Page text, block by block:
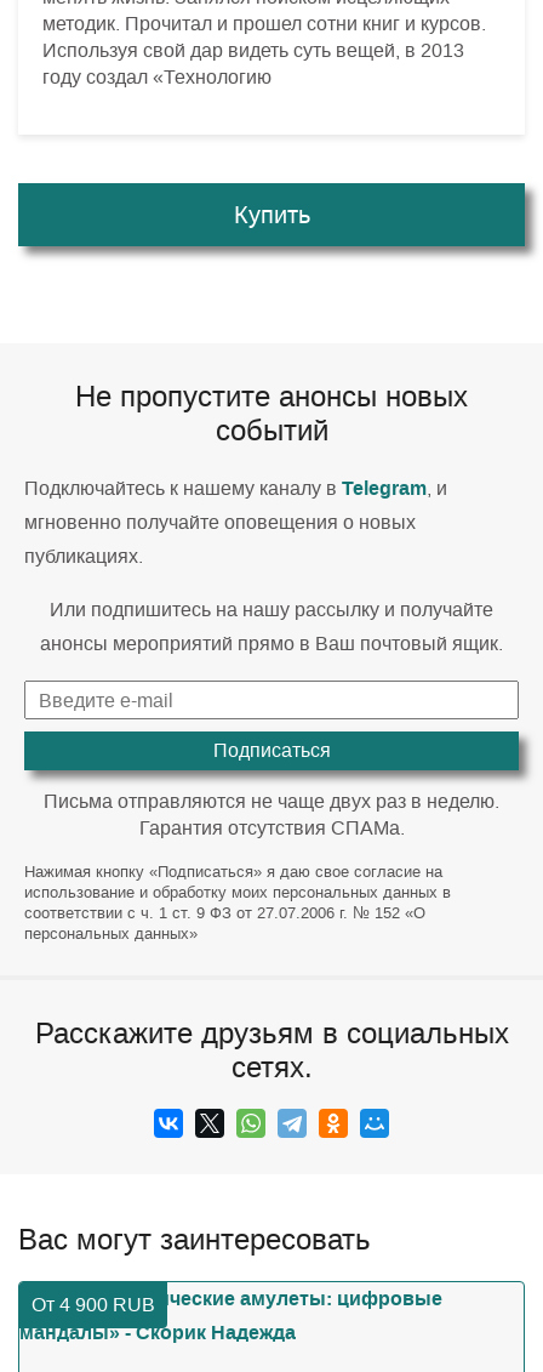
методик. Прочитал и прошел сотни книг и курсов.
Используя свой дар видеть суть вещей, в 2013
году создал «Технологию
Купить
Не пропустите анонсы новых
событий
Подключайтесь к нашему каналу в Telegram, и
мгновенно получайте оповещения о новых
публикациях.
Или подпишитесь на нашу рассылку и получайте
анонсы мероприятий прямо в Ваш почтовый ящик.
Подписаться
Письма отправляются не чаще двух раз в неделю.
Гарантия отсутствия СПАМа.
Нажимая кнопку «Подписаться» я даю свое согласие на
использование и обработку моих персональных данных в
соответствии с ч. 1 ст. 9 ФЗ от 27.07.2006 г. № 152 «О
персональных данных»
Расскажите друзьям в социальных
сетях.
Вас могут заинтересовать
От 4 900 RUB